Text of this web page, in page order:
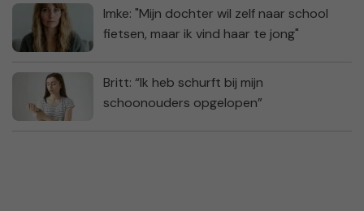
Imke: "Mijn dochter wil zelf naar school
fietsen, maar ik vind haar te jong"
Britt: “Ik heb schurft bij mijn
schoonouders opgelopen”